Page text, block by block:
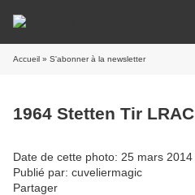
Accueil » S'abonner à la newsletter
1964 Stetten Tir
Date de cette photo: 25 mars 2014
Publié par: cuveliermagic
Partager